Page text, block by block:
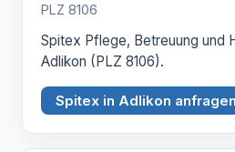
PLZ 8106
Spitex Pflege, Betreuung und
Adlikon (PLZ 8106).
Spitex in Adlikon anfragen